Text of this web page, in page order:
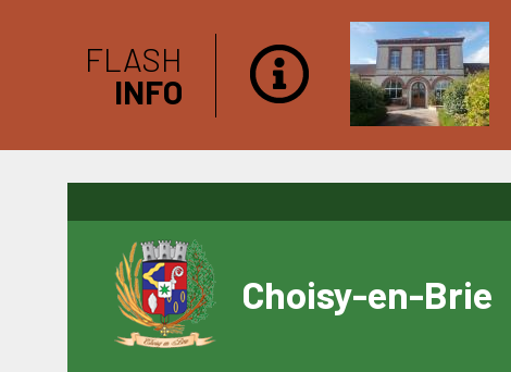
FLASH
INFO
Choisy-en-Brie